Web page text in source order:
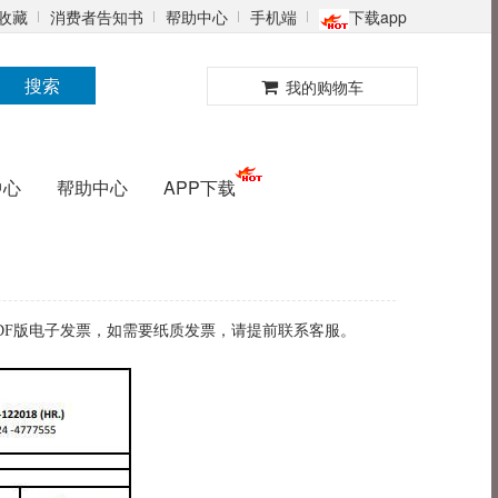
藏 消费者告知书 帮助中心 手机端 下载app
搜索 我的购物车
帮助中心 APP下载
版电子发票，如需要纸质发票，请提前联系客服。